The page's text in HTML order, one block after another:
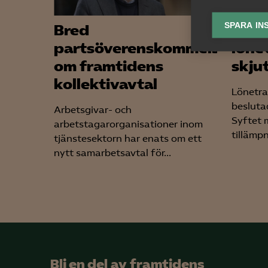

SPARA
Bred
partsöverenskommelse
om framtidens
kollektivavtal
Arbetsgivar- och
arbetstagarorganisationer inom
tjänstesektorn har enats om ett
nytt samarbetsavtal för...
Syftet
Bli en del av framtidens